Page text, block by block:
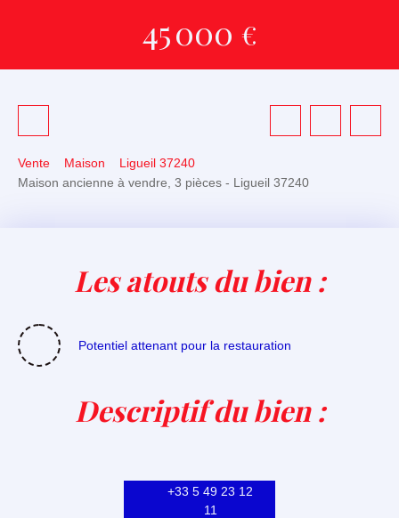
45 000 €
Vente Maison
Ligueil 37240
Maison ancienne à vendre, 3 pièces - Ligueil 37240
Les atouts du bien :
Potentiel attenant pour la restauration
Descriptif du bien:
+33 5 49 23 12
11